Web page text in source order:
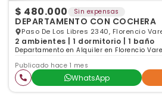
$ 480.000 Sin expensas
DEPARTAMENTO CON COCHERA
Paso De Los Libres 2340, Florencio
2 ambientes | 1 dormitorio | 1 baño
Departamento en Alquiler en Florencio
Publicado hace 1 mes
WhatsApp